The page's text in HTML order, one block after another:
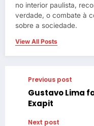
no interior paulista,
verdade, o combate à
sobre a sociedade.
View All Posts
Previous post
Gustavo Lima
Exapit
Next post